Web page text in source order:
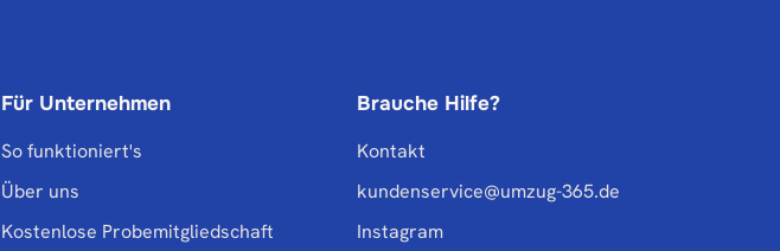
Für Unternehmen
So funktioniert's
Über uns
Kostenlose Probemitgliedschaft
Brauche Hilfe?
Kontakt
kundenservice@umzug-365.de
Instagram